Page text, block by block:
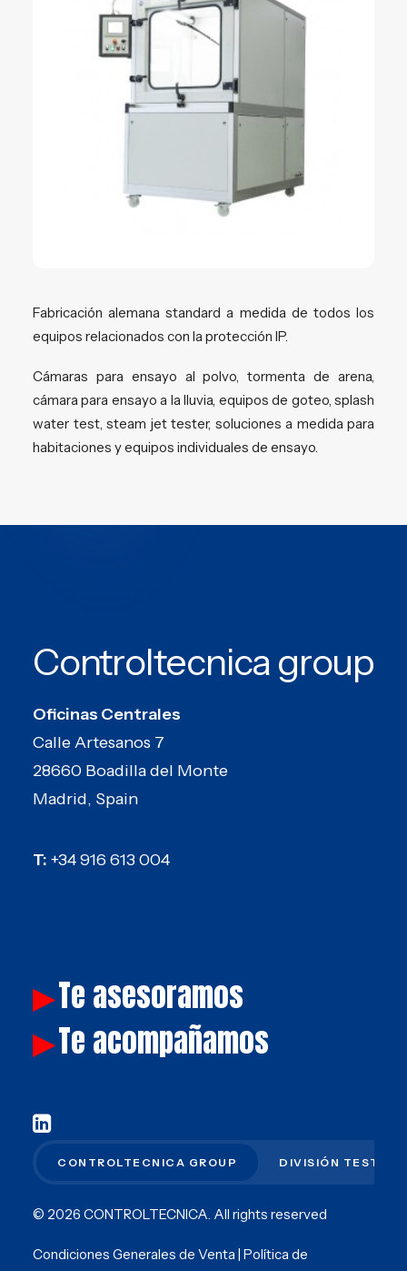
Fabricación alemana standard a medida de todos los
equipos relacionados con la protección IP.
Cámaras para ensayo al polvo, tormenta de arena,
cámara para ensayo a la lluvia, equipos de goteo, splash
water test, steam jet tester, soluciones a medida para
habitaciones y equipos individuales de ensayo.
Controltecnica group
Oficinas Centrales
Calle Artesanos 7
28660 Boadilla del Monte
Madrid, Spain
T: +34 916 613 004
▶Te asesoramos
▶Te acompañamos
CONTROLTECNICA GROUP DIVISIÓN TEST
© 2026 CONTROLTECNICA. All rights reserved
Condiciones Generales de Venta | Política de